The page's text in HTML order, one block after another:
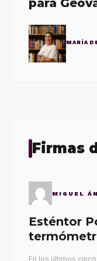
para
MARÍA
Firmas
MIGUEL
Esténtor
En los últimos